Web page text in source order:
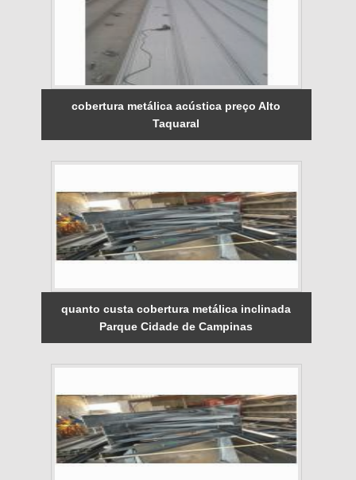
cobertura metálica acústica preço Alto
Taquaral
quanto custa cobertura metálica inclinada
Parque Cidade de Campinas